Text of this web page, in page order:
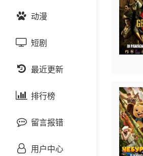
爱情片
科幻片
恐怖片
剧情片
战争片
悬疑片
港台剧
日韩剧
欧美剧
泰国剧
大陆综艺
日韩综艺
港台综艺
欧美综艺
动漫
国产动漫
日韩动漫
欧美动漫
短剧
最近更新
排行榜
留言报错
用户中心